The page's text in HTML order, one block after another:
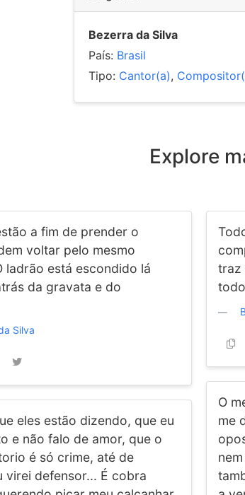
Bezerra da Silva
País: Brasil
Tipo: Cantor(a),
Explore
a fim de prender o
voltar pelo mesmo
ladrão está escondido lá
da gravata e do
Silva
eles estão dizendo, que eu
e não falo de amor, que o
é só crime, até de
virei defensor... É cobra
traz
O
me